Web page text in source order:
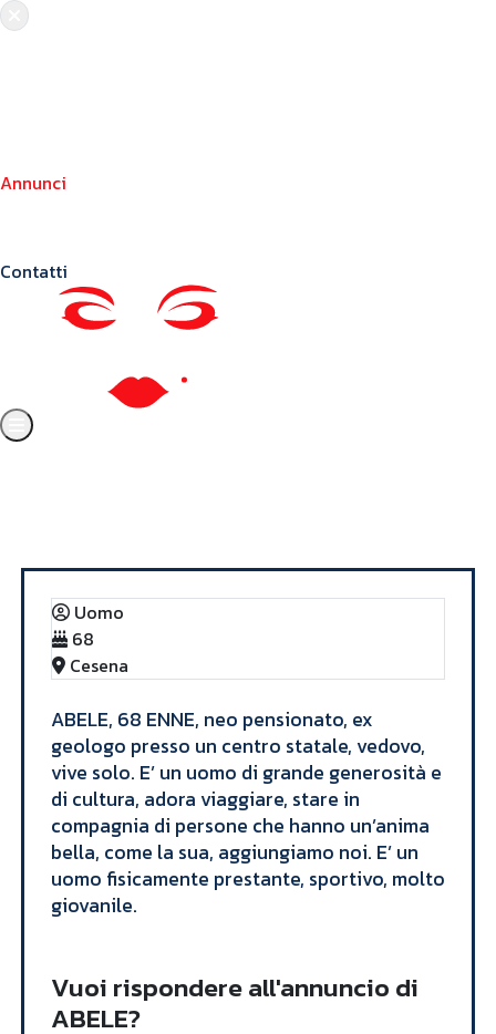
Annunci
Contatti
Annunci
Uomo
68
Cesena
ABELE, 68 ENNE, neo pensionato, ex
geologo presso un centro statale, vedovo,
vive solo. E’ un uomo di grande generosità e
di cultura, adora viaggiare, stare in
compagnia di persone che hanno un’anima
bella, come la sua, aggiungiamo noi. E’ un
uomo fisicamente prestante, sportivo, molto
giovanile. ​
Vuoi rispondere all'annuncio di
ABELE?